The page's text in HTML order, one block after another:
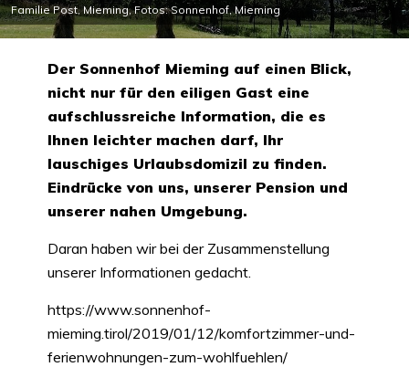
Familie Post, Mieming, Fotos: Sonnenhof, Mieming
Der Sonnenhof Mieming auf einen Blick,
nicht nur für den eiligen Gast eine
aufschlussreiche Information, die es
Ihnen leichter machen darf, Ihr
lauschiges Urlaubsdomizil zu finden.
Eindrücke von uns, unserer Pension und
unserer nahen Umgebung.
Daran haben wir bei der Zusammenstellung
unserer Informationen gedacht.
https://www.sonnenhof-
mieming.tirol/2019/01/12/komfortzimmer-und-
ferienwohnungen-zum-wohlfuehlen/